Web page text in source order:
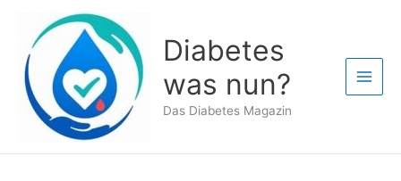
springen
Diabetes
was nun?
Das Diabetes Magazin